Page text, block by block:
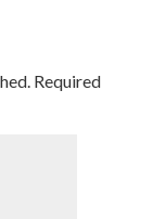
Required